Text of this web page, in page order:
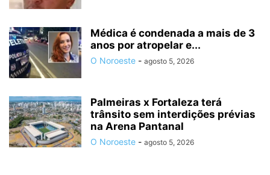
Médica é condenada a mais de 3
anos por atropelar e...
O Noroeste - agosto 5, 2026
Palmeiras x Fortaleza terá
trânsito sem interdições prévias
na Arena Pantanal
O Noroeste - agosto 5, 2026